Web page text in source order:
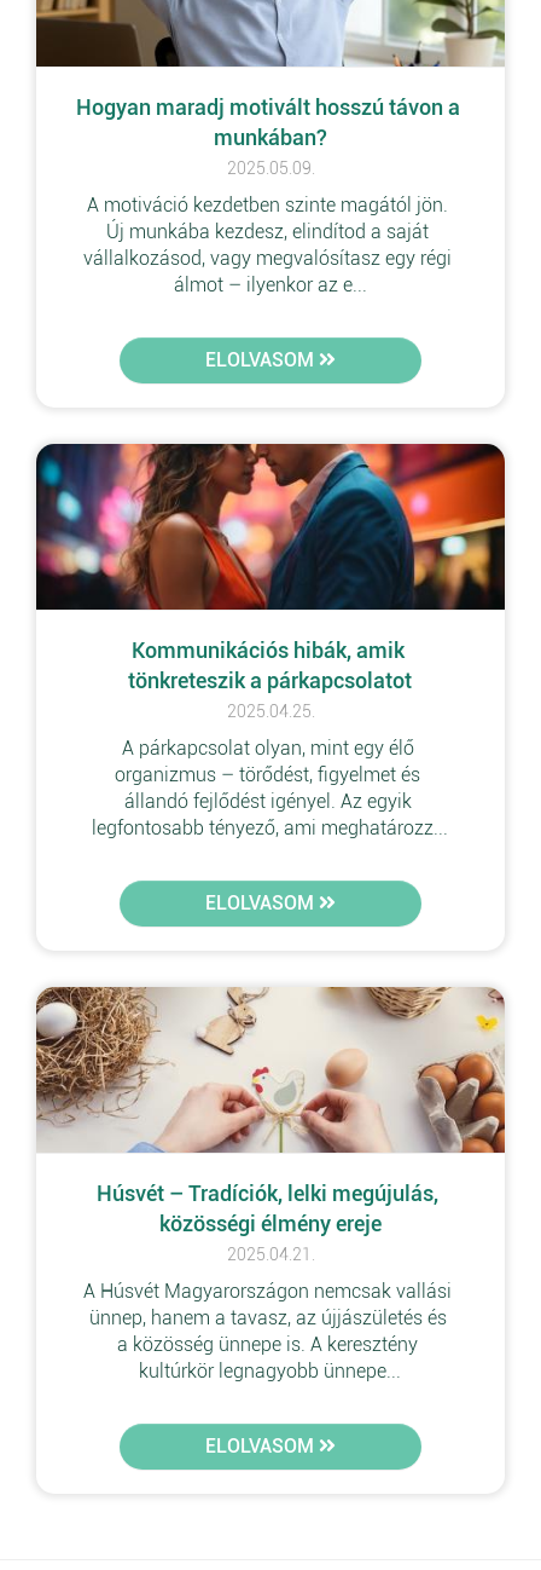
Hogyan maradj motivált hosszú távon a
munkában?
2025.05.09.
A motiváció kezdetben szinte magától jön.
Új munkába kezdesz, elindítod a saját
vállalkozásod, vagy megvalósítasz egy régi
álmot – ilyenkor az e...
ELOLVASOM
Kommunikációs hibák, amik
tönkreteszik a párkapcsolatot
2025.04.25.
A párkapcsolat olyan, mint egy élő
organizmus – törődést, figyelmet és
állandó fejlődést igényel. Az egyik
legfontosabb tényező, ami meghatározz...
ELOLVASOM
Húsvét – Tradíciók, lelki megújulás,
közösségi élmény ereje
2025.04.21.
A Húsvét Magyarországon nemcsak vallási
ünnep, hanem a tavasz, az újjászületés és
a közösség ünnepe is. A keresztény
kultúrkör legnagyobb ünnepe...
ELOLVASOM